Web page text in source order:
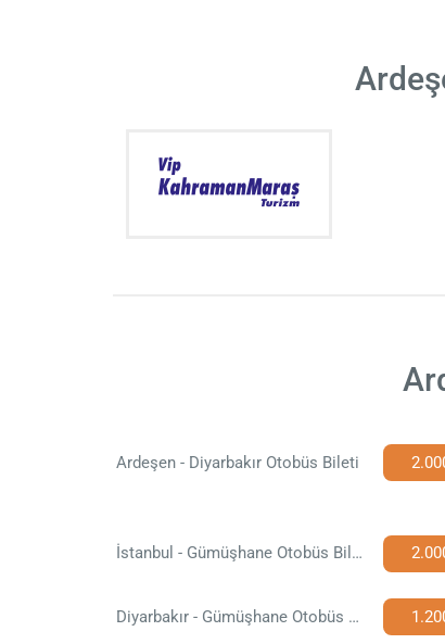
Ardeşen - Diyarbakır Otobüs Bileti
İstanbul - Gümüşhane Otobüs Bileti
Diyarbakır - Gümüşhane Otobüs Bileti